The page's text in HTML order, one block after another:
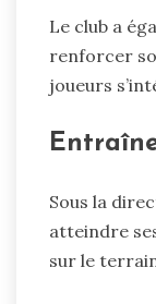
Le club a
renforcer
joueurs
Sous la
atteindre
sur le